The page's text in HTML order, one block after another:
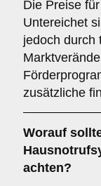
Die Preise
Untereichet
jedoch durch
zusätzliche
Worauf
achten?